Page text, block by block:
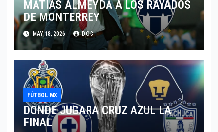
MATIAS ALMEYDA A LOS RAYADOS
DE MONTERREY
MAY 18, 2026 DOC
FÚTBOL MX
DONDE JUGARA CRUZ AZUL LA
FINAL